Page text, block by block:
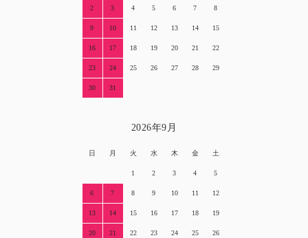
2 3 4 5 6 7 8
9 10 11 12 13 14 15
16 17 18 19 20 21 22
23 24 25 26 27 28 29
30 31
2026年9月
日 月 火 水 木 金 土
1 2 3 4 5
6 7 8 9 10 11 12
13 14 15 16 17 18 19
20 21 22 23 24 25 26